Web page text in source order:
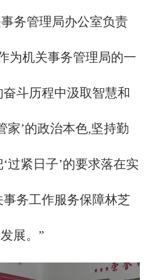
务管理局办公室负责
为机关事务管理局的一
斗历程中汲取智慧和
家’的政治本色,坚持勤
过紧日子’的要求落在实
务工作服务保障林芝
展。”